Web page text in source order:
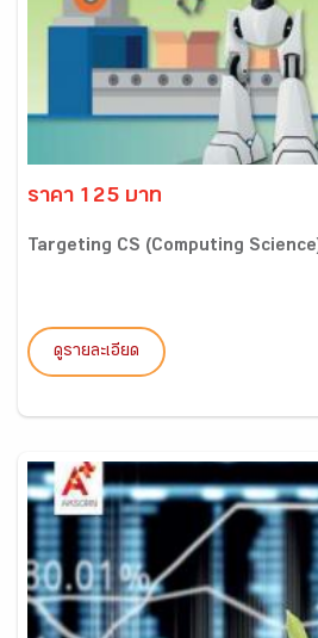
ราคา 125 บาท
Targeting CS (Computing
ดูรายละเอียด